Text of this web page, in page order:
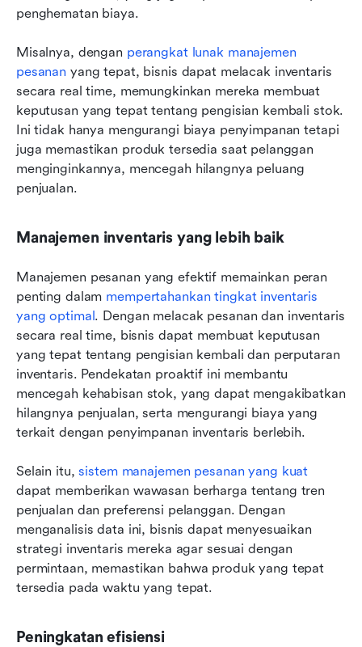
penghematan biaya.
Misalnya, dengan perangkat lunak manajemen
pesanan yang tepat, bisnis dapat melacak inventaris
secara real time, memungkinkan mereka membuat
keputusan yang tepat tentang pengisian kembali stok.
Ini tidak hanya mengurangi biaya penyimpanan tetapi
juga memastikan produk tersedia saat pelanggan
menginginkannya, mencegah hilangnya peluang
penjualan.
Manajemen inventaris yang lebih baik
Manajemen pesanan yang efektif memainkan peran
penting dalam mempertahankan tingkat inventaris
yang optimal. Dengan melacak pesanan dan inventaris
secara real time, bisnis dapat membuat keputusan
yang tepat tentang pengisian kembali dan perputaran
inventaris. Pendekatan proaktif ini membantu
mencegah kehabisan stok, yang dapat mengakibatkan
hilangnya penjualan, serta mengurangi biaya yang
terkait dengan penyimpanan inventaris berlebih.
Selain itu, sistem manajemen pesanan yang kuat
dapat memberikan wawasan berharga tentang tren
penjualan dan preferensi pelanggan. Dengan
menganalisis data ini, bisnis dapat menyesuaikan
strategi inventaris mereka agar sesuai dengan
permintaan, memastikan bahwa produk yang tepat
tersedia pada waktu yang tepat.
Peningkatan efisiensi